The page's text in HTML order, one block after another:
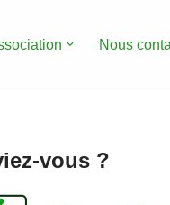
Nous
vous ?